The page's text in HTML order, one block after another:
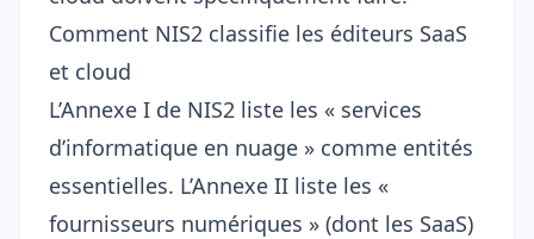
Comment NIS2 classifie les éditeurs SaaS
et cloud
L’Annexe I de NIS2 liste les « services
d’informatique en nuage » comme entités
essentielles. L’Annexe II liste les «
fournisseurs numériques » (dont les SaaS)